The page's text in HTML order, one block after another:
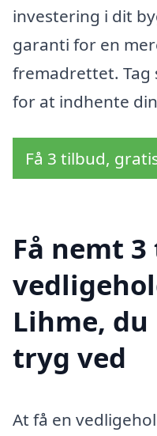
investering i dit
garanti for en
fremadrettet. Tag
for at indhente
Få 3 tilbud,
Få nemt
Lihme,
tryg ved
At få en